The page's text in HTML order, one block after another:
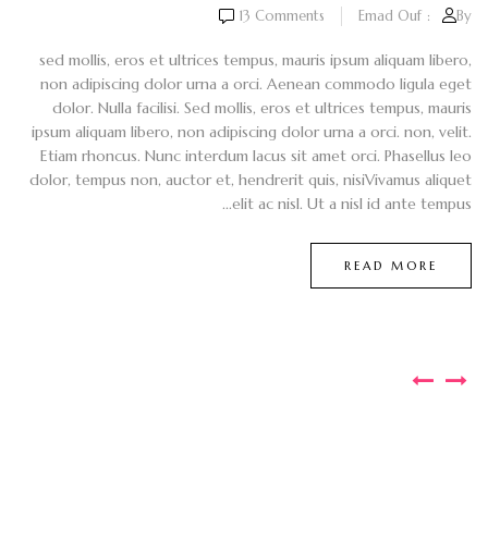
By:
Emad Ouf
13 Comments
sed mollis, eros et ultrices tempus, mauris ipsum aliquam libero,
non adipiscing dolor urna a orci. Aenean commodo ligula eget
dolor. Nulla facilisi. Sed mollis, eros et ultrices tempus, mauris
ipsum aliquam libero, non adipiscing dolor urna a orci. non, velit.
Etiam rhoncus. Nunc interdum lacus sit amet orci. Phasellus leo
dolor, tempus non, auctor et, hendrerit quis, nisiVivamus aliquet
elit ac nisl. Ut a nisl id ante tempus...
READ MORE